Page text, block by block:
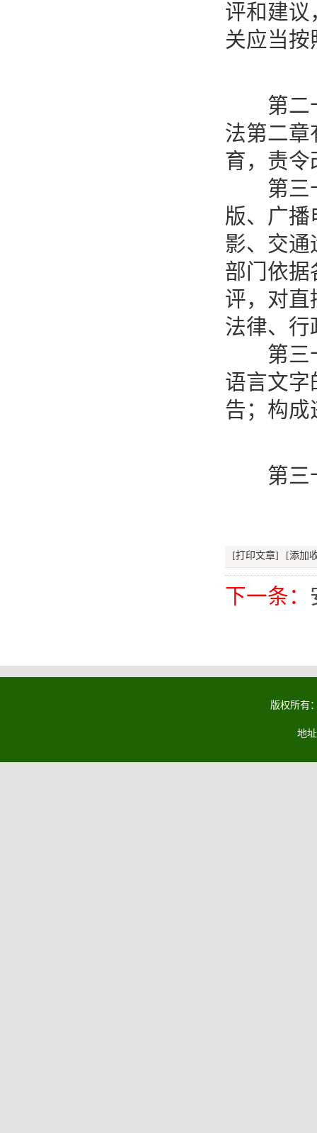
评和建议
关应当按
第二十
法第二章
育，责令
第三十
版、广
影、交通
部门依据
评，对直
法律、行
第三十
语言文字
告；构成
第三十
[打印文章] [添加
下一条：
版权所有
地